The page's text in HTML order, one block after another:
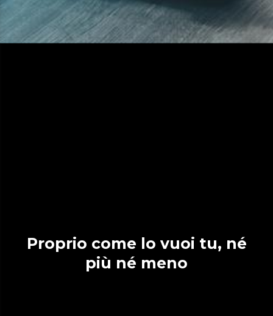
Proprio come lo vuoi tu, né
più né meno